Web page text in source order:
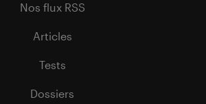
Nos flux RSS
Articles
Tests
Dossiers